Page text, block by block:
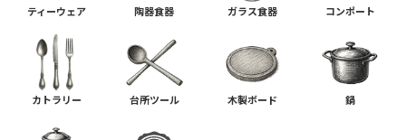
ティーウェア 陶器食器 ガラス食器 コンポート
カトラリー 台所ツール 木製ボード 鍋